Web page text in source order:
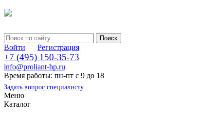
Войти Регистрация
+7 (495) 150-35-73
info@proliant-hp.ru
Время работы: пн-пт с 9 до 18
Задать вопрос специалисту
Меню
Каталог